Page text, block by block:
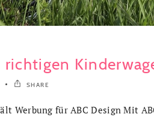
richtigen
SHARE
Werbung für ABC Design Mit